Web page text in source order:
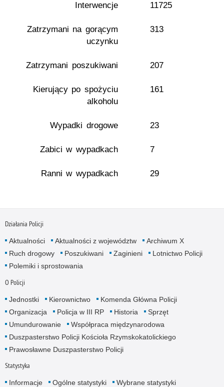
Interwencje 11725
Zatrzymani na gorącym
uczynku
313
Zatrzymani poszukiwani 207
Kierujący po spożyciu
alkoholu
161
Wypadki drogowe 23
Zabici w wypadkach 7
Ranni w wypadkach 29
Działania Policji
Aktualności Aktualności z województw
Archiwum X
Ruch drogowy
Poszukiwani Zaginieni
Lotnictwo Policji
Polemiki i sprostowania
O Policji
Jednostki Kierownictwo
Komenda Główna Policji
Organizacja
Policja w III RP Historia
Sprzęt
Umundurowanie
Współpraca międzynarodowa
Duszpasterstwo Policji Kościoła Rzymskokatolickiego
Prawosławne Duszpasterstwo Policji
Statystyka
Informacje Ogólne statystyki
Wybrane statystyki